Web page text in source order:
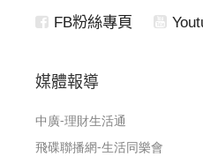
FB粉絲專頁
媒體報導
中廣-理財生活通
飛碟聯播網-生活同樂會